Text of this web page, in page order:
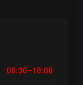
08:30–18:00